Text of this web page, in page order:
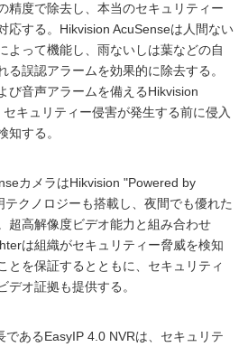
精度で除去し、本当のセキュリティー
応する。Hikvision AcuSenseは人間ない
よって機能し、雨ないしは葉などの自
る誤認アラームを効果的に除去する。
び音声アラームを備えるHikvision
キュリティー侵害が発生する前に侵入
知する。
カメラはHikvision "Powered by
クノロジーも搭載し、夜間でも優れた
超高解像度ビデオ能力と組み合わせ
は組織がセキュリティー脅威を検知
とを保証するとともに、セキュリティ
デオ証拠も提供する。
であるEasyIP 4.0 NVRは、セキュリテ